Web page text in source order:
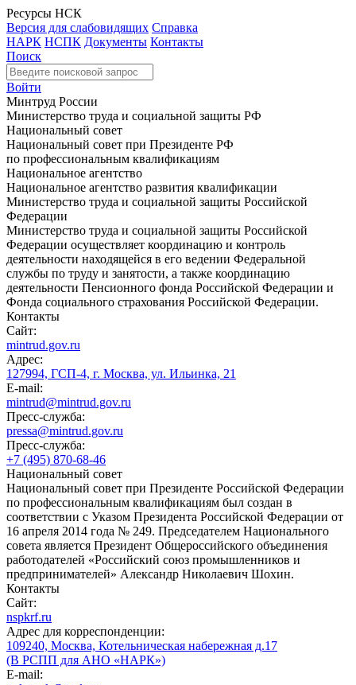
Ресурсы НСК
Версия для слабовидящих Справка
НАРК НСПК Документы Контакты
Поиск
Войти
Минтруд России
Министерство труда и социальной защиты РФ
Национальный совет
Национальный совет при Президенте РФ
по профессиональным квалификациям
Национальное агентство
Национальное агентство развития квалификации
Министерство труда и социальной защиты Российской
Федерации
Министерство труда и социальной защиты Российской
Федерации осуществляет координацию и контроль
деятельности находящейся в его ведении Федеральной
службы по труду и занятости, а также координацию
деятельности Пенсионного фонда Российской Федерации и
Фонда социального страхования Российской Федерации.
Контакты
Сайт:
mintrud.gov.ru
Адрес:
127994, ГСП-4, г. Москва, ул. Ильинка, 21
E-mail:
mintrud@mintrud.gov.ru
Пресс-служба:
pressa@mintrud.gov.ru
Пресс-служба:
+7 (495) 870-68-46
Национальный совет
Национальный совет при Президенте Российской Федерации
по профессиональным квалификациям был создан в
соответствии с Указом Президента Российской Федерации от
16 апреля 2014 года № 249. Председателем Национального
совета является Президент Общероссийского объединения
работодателей «Российский союз промышленников и
предпринимателей» Александр Николаевич Шохин.
Контакты
Сайт:
nspkrf.ru
Адрес для корреспонденции:
109240, Москва, Котельническая набережная д.17
(В РСПП для АНО «НАРК»)
E-mail: